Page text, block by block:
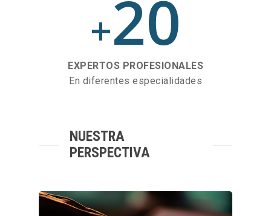
+20
EXPERTOS PROFESIONALES
En diferentes especialidades
NUESTRA
PERSPECTIVA